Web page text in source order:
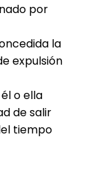
por
la
expulsión
o ella
de salir
tiempo